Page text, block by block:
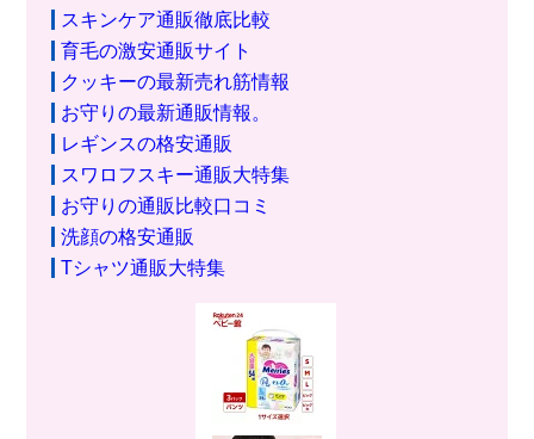
スキンケア通販徹底比較
育毛の激安通販サイト
クッキーの最新売れ筋情報
お守りの最新通販情報。
レギンスの格安通販
スワロフスキー通販大特集
お守りの通販比較口コミ
洗顔の格安通販
Tシャツ通販大特集